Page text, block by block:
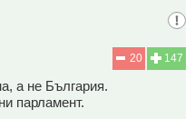
147
20
а не България.
парламент.